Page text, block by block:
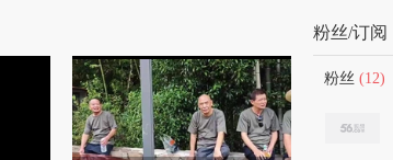
粉丝/订阅
粉丝 (12)